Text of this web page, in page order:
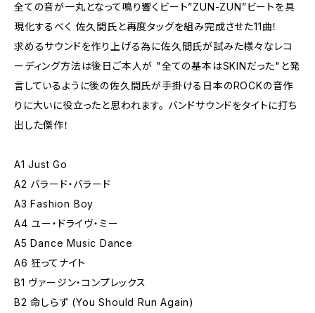
全ての音が一丸となって鳴り響くビート”ZUN-ZUN”ビートを具
現化するべく 佐久間氏と再度タッグを組み完成させた11曲！
求めるサウンドを作り上げる為に佐久間氏が試みた様々なレコ
ーディング方法は後日ご本人が "全ての基本はSKINだった"と発
言しているように後の佐久間氏が手掛ける日本のROCKの音作
りに大いに役立ったと思われます。 バンドサウンドをタイトに打ち
出した傑作！
A1 Just Go
A2 バラード・バラード
A3 Fashion Boy
A4 ユー・ドライヴ・ミー
A5 Dance Music Dance
A6 狂ってナイト
B1 ヴァージン・コンプレックス
B2 命しらず (You Should Run Again)